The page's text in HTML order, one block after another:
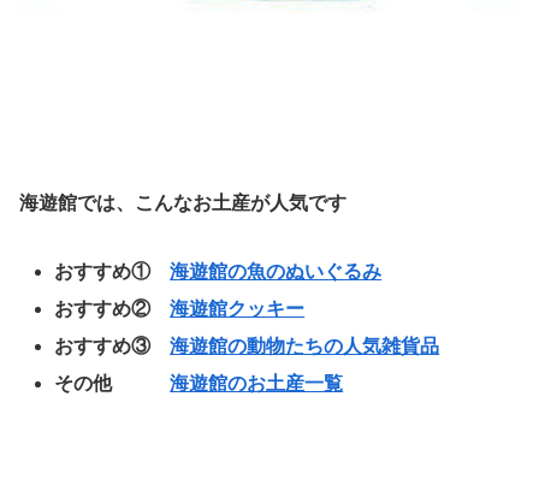
海遊館では、こんなお土産が人気です
おすすめ①海遊館の魚のぬいぐるみ
おすすめ②海遊館クッキー
おすすめ③海遊館の動物たちの人気雑貨品
その他海遊館のお土産一覧